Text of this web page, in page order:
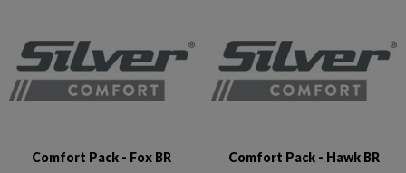
Comfort Pack - Fox BR Comfort Pack - Hawk BR